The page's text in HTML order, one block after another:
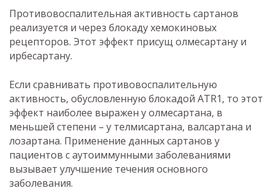
Противовоспалительная активность сартанов
реализуется и через блокаду хемокиновых
рецепторов. Этот эффект присущ олмесартану и
ирбесартану.
Если сравнивать противовоспалительную
активность, обусловленную блокадой АТR1, то этот
эффект наиболее выражен у олмесартана, в
меньшей степени – у телмисартана, валсартана и
лозартана. Применение данных сартанов у
пациентов с аутоиммунными заболеваниями
вызывает улучшение течения основного
заболевания.